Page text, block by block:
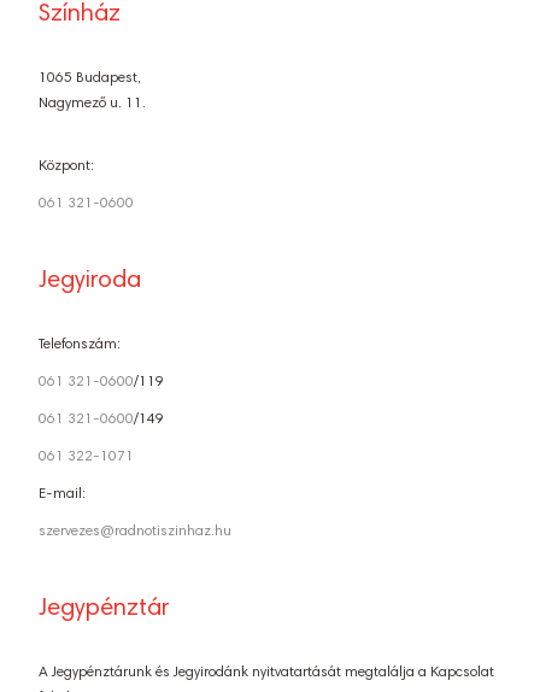
Színház
1065 Budapest,
Nagymező u. 11.
Központ:
061 321-0600
Jegyiroda
Telefonszám:
061 321-0600/119
061 321-0600/149
061 322-1071
E-mail:
szervezes@radnotiszinhaz.hu
Jegypénztár
A Jegypénztárunk és Jegyirodánk nyitvatartását megtalálja a Kapcsolat